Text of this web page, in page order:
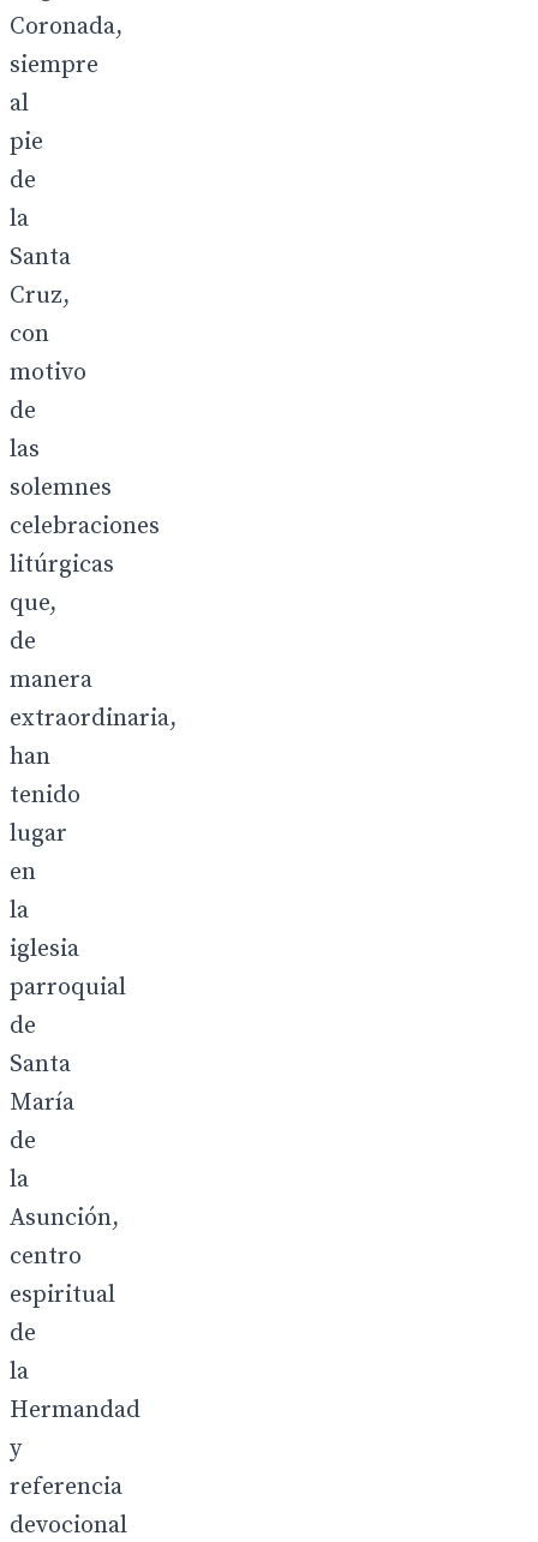
Coronada,
siempre
al
pie
de
la
Santa
Cruz,
con
motivo
de
las
solemnes
celebraciones
litúrgicas
que,
de
manera
extraordinaria,
han
tenido
lugar
en
la
iglesia
parroquial
de
Santa
María
de
la
Asunción,
centro
espiritual
de
la
Hermandad
y
referencia
devocional